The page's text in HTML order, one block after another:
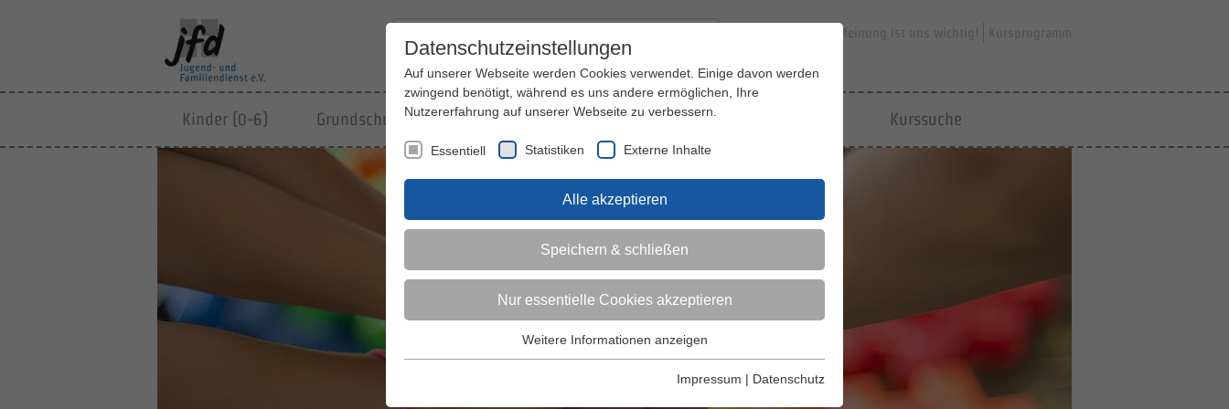
Ihre Meinung ist uns wichtig! Kursprogramm
Kinder (0-6) Grundschulkinder Jugendliche Erwachsene Kurssuche
Datenschutzeinstellungen
Auf unserer Webseite werden Cookies verwendet. Einige davon werden
zwingend benötigt, während es uns andere ermöglichen, Ihre
Nutzererfahrung auf unserer Webseite zu verbessern.
Essentiell Statistiken Externe Inhalte
Alle akzeptieren
Speichern & schließen
Nur essentielle Cookies akzeptieren
Essentielle Cookies werden für grundlegende Funktionen der
Weitere Informationen anzeigen
Impressum | Datenschutz